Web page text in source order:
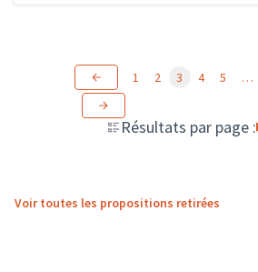
Résultats par page :
1 2 3 4 5 …
Voir toutes les propositions retirées